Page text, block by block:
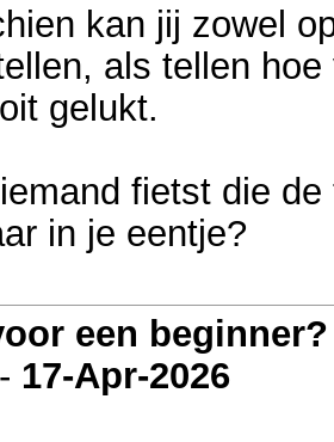
kan jij zowel
als tellen
gelukt.
fietst die
in je eentje?
een
- 17-Apr-2026